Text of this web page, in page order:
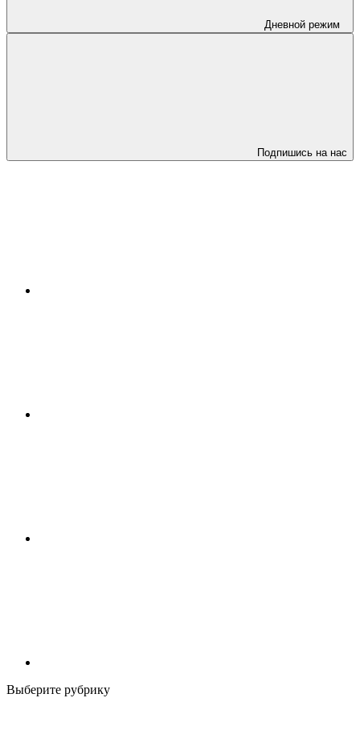
Дневной режим
Подпишись на нас
Выберите рубрику